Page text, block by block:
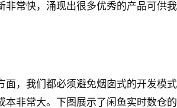
常快，涌现出很多优秀的产品可
，我们都必须避免烟囱式的开发
非常大。下图展示了闲鱼实时数仓的